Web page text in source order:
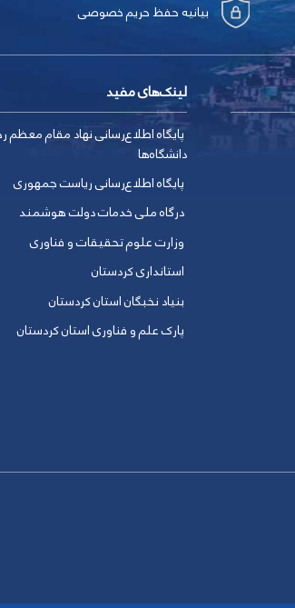
بیانیه حفظ حریم خصوصی
لینک‌های مفید
پایگاه اطلاع‌رسانی نهاد مقام معظم
دانشگاه‌ها
پایگاه اطلاع‌رسانی ریاست جمهوری
درگاه ملی خدمات دولت هوشمند
وزارت علوم تحقیقات و فناوری
استانداری کردستان
بنیاد نخبگان استان کردستان
پارک علم و فناوری استان کردستان